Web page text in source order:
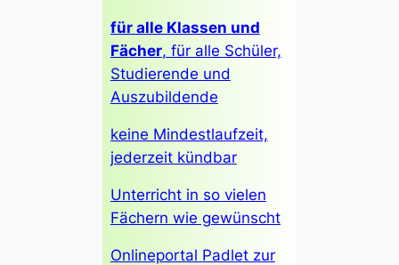
für alle Klassen und
Fächer, für alle Schüler,
Studierende und
Auszubildende
keine Mindestlaufzeit,
jederzeit kündbar
Unterricht in so vielen
Fächern wie gewünscht
Onlineportal Padlet zur